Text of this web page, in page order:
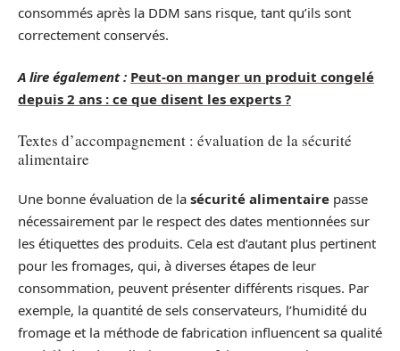
consommés après la DDM sans risque, tant qu’ils sont
correctement conservés.
A lire également : Peut-on manger un produit congelé
depuis 2 ans : ce que disent les experts ?
Textes d’accompagnement : évaluation de la sécurité
alimentaire
Une bonne évaluation de la sécurité alimentaire passe
nécessairement par le respect des dates mentionnées sur
les étiquettes des produits. Cela est d’autant plus pertinent
pour les fromages, qui, à diverses étapes de leur
consommation, peuvent présenter différents risques. Par
exemple, la quantité de sels conservateurs, l’humidité du
fromage et la méthode de fabrication influencent sa qualité